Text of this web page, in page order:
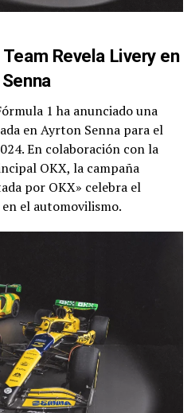
Revela Livery en
1 ha anunciado una
en Ayrton Senna para el
En colaboración con la
OKX, la campaña
por OKX» celebra el
el automovilismo.